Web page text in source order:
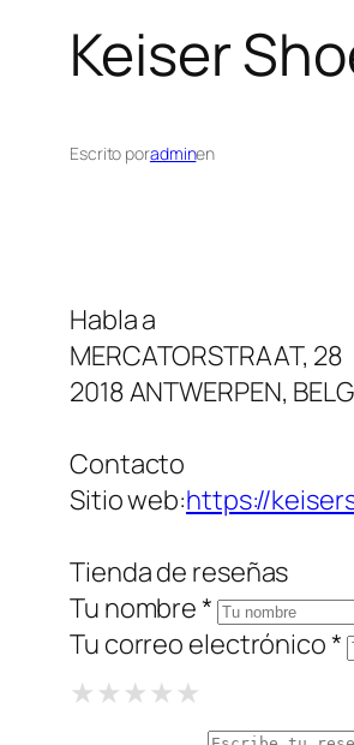
Keiser
Escrito poradminen
Habla a
MERCATORSTRAAT, 28
2018 ANTWERPEN,
Contacto
Sitio web:https://
Tienda de reseñas
Tu nombre *
Tu correo electrónico *
★1 Star
★★2 Stars
★★★3 Stars
★★★★4 Stars
★★★★★